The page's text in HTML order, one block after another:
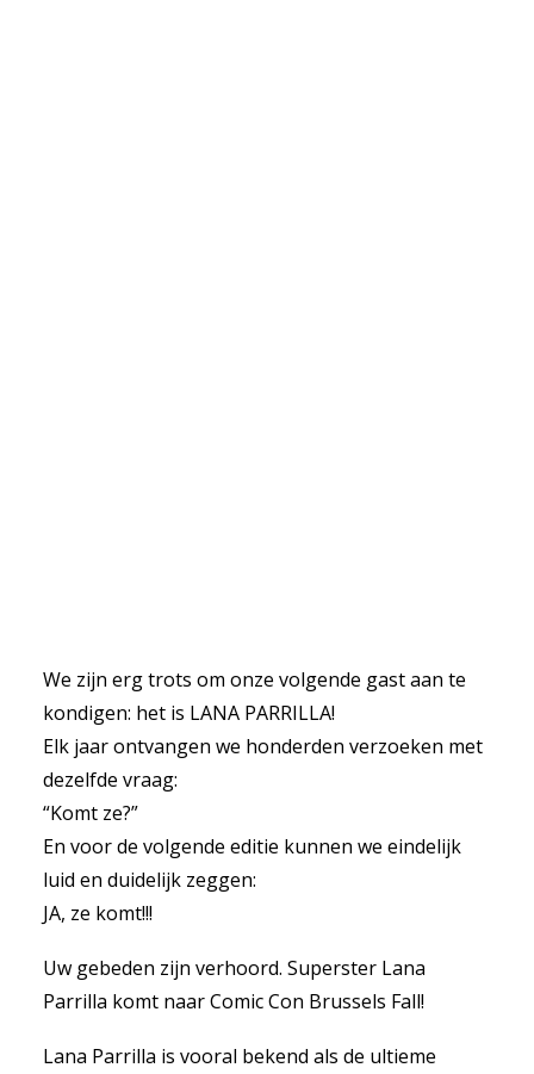
We zijn erg trots om onze volgende gast aan te
kondigen: het is LANA PARRILLA!
Elk jaar ontvangen we honderden verzoeken met
dezelfde vraag:
“Komt ze?”
En voor de volgende editie kunnen we eindelijk
luid en duidelijk zeggen:
JA, ze komt!!!
Uw gebeden zijn verhoord. Superster Lana
Parrilla komt naar Comic Con Brussels Fall!
Lana Parrilla is vooral bekend als de ultieme